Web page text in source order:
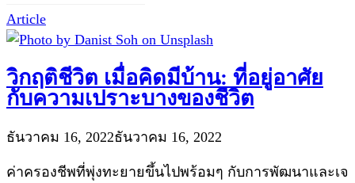
Article
วิกฤติชีวิต เมื่อคิดมีบ้าน: ที่อยู่อาศัย
กับความเปราะบางของชีวิต
ธันวาคม 16, 2022ธันวาคม 16, 2022
ค่าครองชีพที่พุ่งทะยายขึ้นไปพร้อมๆ กับการพัฒนาและเจ